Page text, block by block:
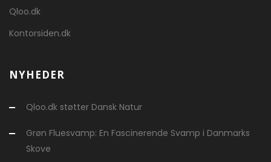
Qloo.dk
Kontorsiden.dk
NYHEDER
Qloo.dk støtter Dansk Natur
Grøn Fluesvamp: En Fascinerende Svamp i Danmarks
Skove